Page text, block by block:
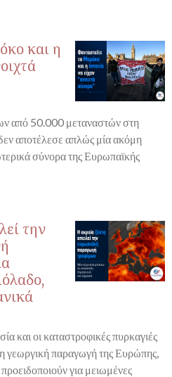
και η
από 50.000 μεταναστών στη
αποτέλεσε απλώς μία ακόμη
σύνορα της Ευρωπαϊκής
την
και οι καταστροφικές πυρκαγιές
γεωργική παραγωγή της Ευρώπης,
για μειωμένες